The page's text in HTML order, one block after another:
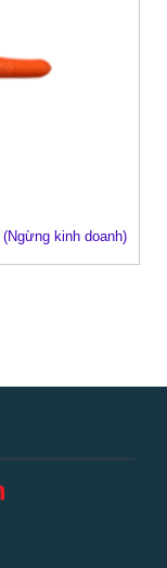
kinh doanh)